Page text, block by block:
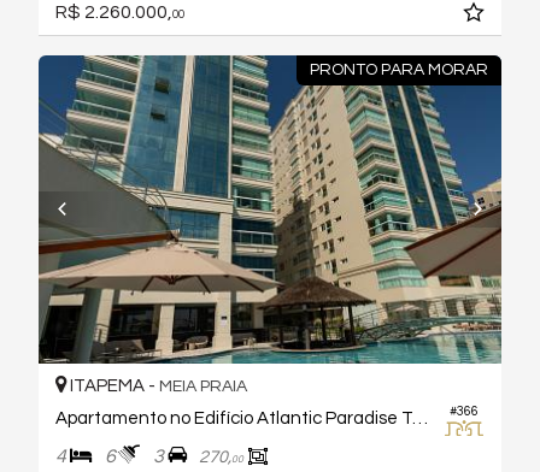
R$ 2.260.000, 00
PRONTO PARA MORAR
#366
ITAPEMA - MEIA PRAIA
Apartamento no Edifício Atlantic Paradise Towers
4 6 3 270,00